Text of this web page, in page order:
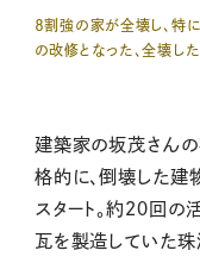
８割強の家が全壊し、特
の改修となった、全壊し
建築家の坂茂さん
格的に、倒壊した
スタート。約２０回
瓦を製造していた